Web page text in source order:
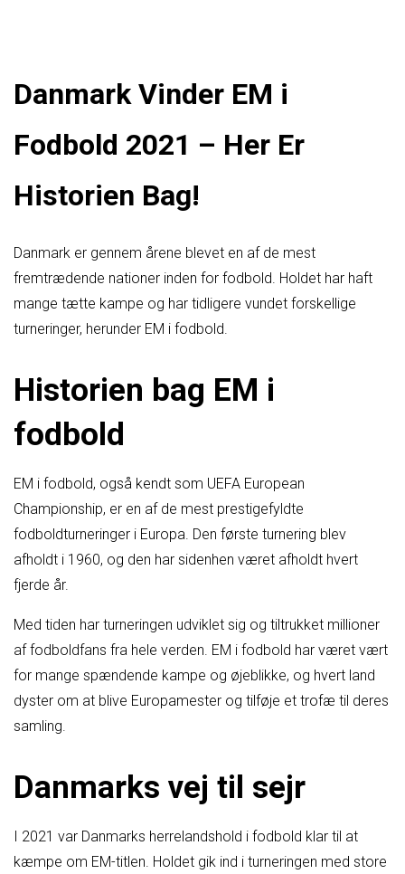
Danmark Vinder EM i
Fodbold 2021 – Her Er
Historien Bag!
Danmark er gennem årene blevet en af de mest
fremtrædende nationer inden for fodbold. Holdet har haft
mange tætte kampe og har tidligere vundet forskellige
turneringer, herunder EM i fodbold.
Historien bag EM i
fodbold
EM i fodbold, også kendt som UEFA European
Championship, er en af de mest prestigefyldte
fodboldturneringer i Europa. Den første turnering blev
afholdt i 1960, og den har sidenhen været afholdt hvert
fjerde år.
Med tiden har turneringen udviklet sig og tiltrukket millioner
af fodboldfans fra hele verden. EM i fodbold har været vært
for mange spændende kampe og øjeblikke, og hvert land
dyster om at blive Europamester og tilføje et trofæ til deres
samling.
Danmarks vej til sejr
I 2021 var Danmarks herrelandshold i fodbold klar til at
kæmpe om EM-titlen. Holdet gik ind i turneringen med store